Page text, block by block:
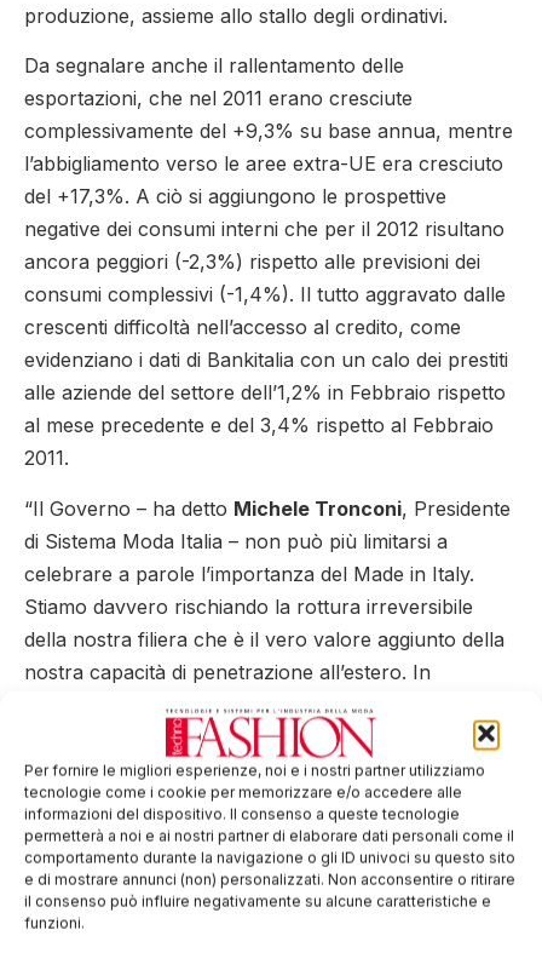
Per fornire le migliori esperienze, noi e i nostri partner utilizziamo
tecnologie come i cookie per memorizzare e/o accedere alle
informazioni del dispositivo. Il consenso a queste tecnologie
permetterà a noi e ai nostri partner di elaborare dati personali come il
comportamento durante la navigazione o gli ID univoci su questo sito
e di mostrare annunci (non) personalizzati. Non acconsentire o ritirare
il consenso può influire negativamente su alcune caratteristiche e
funzioni.
produzione, assieme allo stallo degli ordinativi.
Da segnalare anche il rallentamento delle
esportazioni, che nel 2011 erano cresciute
complessivamente del +9,3% su base annua, mentre
l’abbigliamento verso le aree extra-UE era cresciuto
del +17,3%. A ciò si aggiungono le prospettive
negative dei consumi interni che per il 2012 risultano
ancora peggiori (-2,3%) rispetto alle previsioni dei
consumi complessivi (-1,4%). Il tutto aggravato dalle
crescenti difficoltà nell’accesso al credito, come
evidenziano i dati di Bankitalia con un calo dei prestiti
alle aziende del settore dell’1,2% in Febbraio rispetto
al mese precedente e del 3,4% rispetto al Febbraio
2011.
“Il Governo – ha detto Michele Tronconi, Presidente
di Sistema Moda Italia – non può più limitarsi a
celebrare a parole l’importanza del Made in Italy.
Stiamo davvero rischiando la rottura irreversibile
della nostra filiera che è il vero valore aggiunto della
nostra capacità di penetrazione all’estero. In
particolare, sui nuovi, ricchi mercati, come quello
cinese. Occorrono, al riguardo, segnali forti a
sostegno della competitività delle nostre imprese, in
primo luogo sul versante della fiscalità del lavoro e
della riduzione dei costi dell’energia. Perché se si
vuole esportare di più si deve anche essere in grado
di produrre di più e a minori costi, in Italia”.